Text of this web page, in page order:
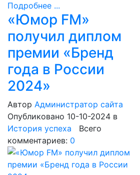
Подробнее ...
«Юмор FM»
получил диплом
премии «Бренд
года в России
2024»
Автор Администратор сайта
Опубликовано 10-10-2024 в
История успеха Всего
комментариев: 0